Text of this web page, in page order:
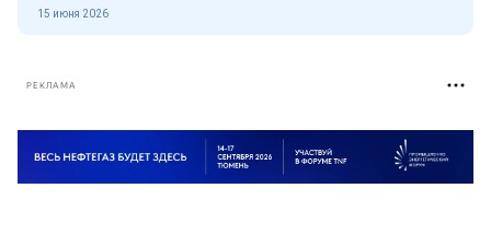
15 июня 2026
РЕКЛАМА